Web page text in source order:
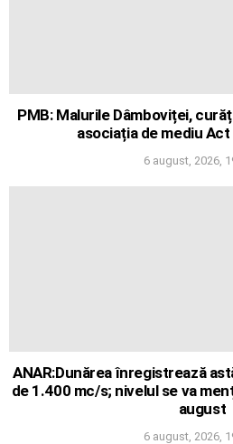
PMB: Malurile Dâmboviței,
asociația de mediu
6 august, 2026,
ANAR:Dunărea înregistrează
de 1.400 mc/s; nivelul se va
august
6 august, 2026,